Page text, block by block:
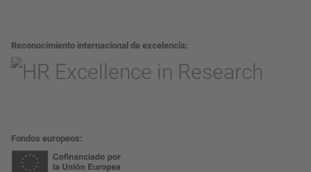
Reconocimiento internacional de excelencia
Fondos europeos